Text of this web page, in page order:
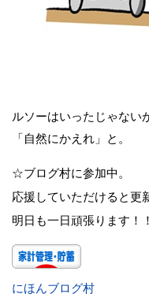
ルソーはいったじゃない
「自然にかえれ」と。
☆ブログ村に参加中。
応援していただけると更
明日も一日頑張ります！！
にほんブログ村